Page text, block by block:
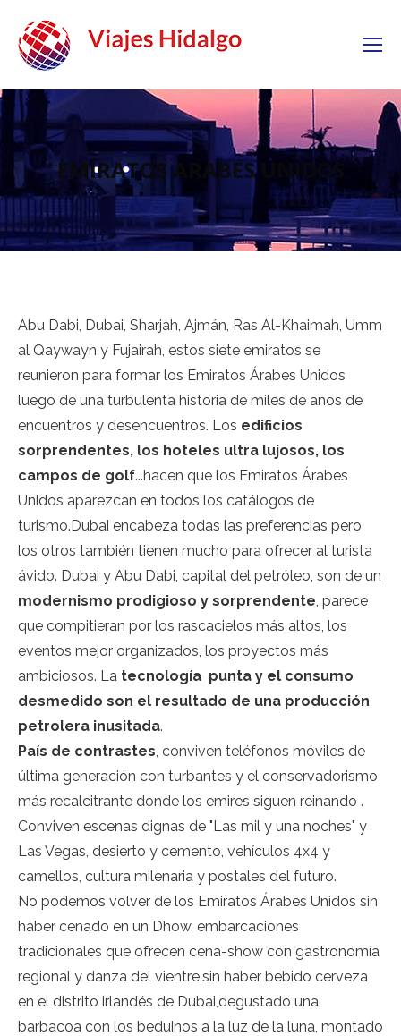
EMIRATOS ARABES UNIDOS
Abu Dabi, Dubai, Sharjah, Ajmán, Ras Al-Khaimah, Umm
al Qaywayn y Fujairah, estos siete emiratos se
reunieron para formar los Emiratos Árabes Unidos
luego de una turbulenta historia de miles de años de
encuentros y desencuentros. Los edificios
sorprendentes, los hoteles ultra lujosos, los
campos de golf...hacen que los Emiratos Árabes
Unidos aparezcan en todos los catálogos de
turismo.Dubai encabeza todas las preferencias pero
los otros también tienen mucho para ofrecer al turista
ávido. Dubai y Abu Dabi, capital del petróleo, son de un
modernismo prodigioso y sorprendente, parece
que compitieran por los rascacielos más altos, los
eventos mejor organizados, los proyectos más
ambiciosos. La tecnología punta y el consumo
desmedido son el resultado de una producción
petrolera inusitada.
País de contrastes, conviven teléfonos móviles de
última generación con turbantes y el conservadorismo
más recalcitrante donde los emires siguen reinando .
Conviven escenas dignas de "Las mil y una noches" y
Las Vegas, desierto y cemento, vehículos 4x4 y
camellos, cultura milenaria y postales del futuro.
No podemos volver de los Emiratos Árabes Unidos sin
haber cenado en un Dhow, embarcaciones
tradicionales que ofrecen cena-show con gastronomía
regional y danza del vientre,sin haber bebido cerveza
en el distrito irlandés de Dubai,degustado una
barbacoa con los beduinos a la luz de la luna, montado